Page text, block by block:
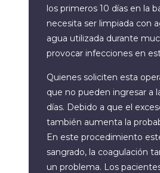
los primeros 10 días en la
necesita ser limpiada con
agua utilizada durante
provocar infecciones en
Quienes soliciten esta
que no pueden ingresar a
días. Debido a que el
también aumenta la
En este procedimiento
sangrado, la coagulación
un problema. Los